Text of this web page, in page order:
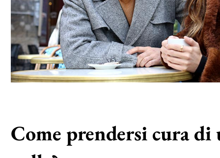
Come prendersi cura